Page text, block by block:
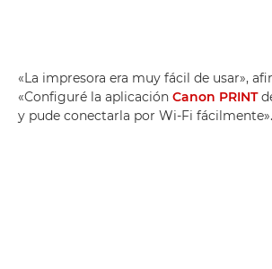
«La impresora era muy fácil de usar»,
«Configuré la aplicación Canon PRINT
y pude conectarla por Wi-Fi fácilmente».